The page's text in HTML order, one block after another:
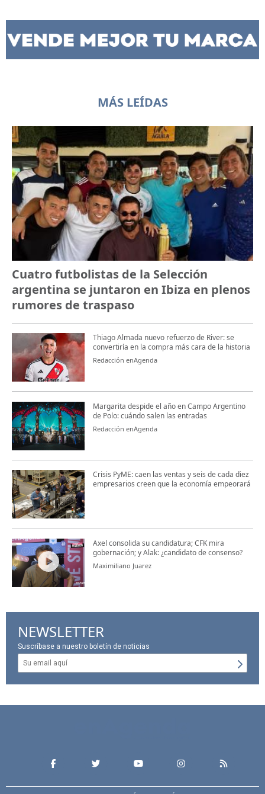
MÁS LEÍDAS
Cuatro futbolistas de la Selección
argentina se juntaron en Ibiza en plenos
rumores de traspaso
Thiago Almada nuevo refuerzo de River: se
convertiría en la compra más cara de la historia
Redacción enAgenda
Margarita despide el año en Campo Argentino
de Polo: cuándo salen las entradas
Redacción enAgenda
Crisis PyME: caen las ventas y seis de cada diez
empresarios creen que la economía empeorará
Axel consolida su candidatura; CFK mira
gobernación; y Alak: ¿candidato de consenso?
Maximiliano Juarez
NEWSLETTER
Suscríbase a nuestro boletín de noticias